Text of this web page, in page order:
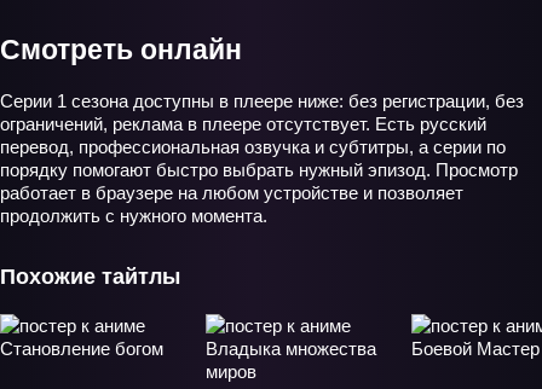
Смотреть онлайн
Серии 1 сезона доступны в плеере ниже: без регистрации, без
ограничений, реклама в плеере отсутствует. Есть русский
перевод, профессиональная озвучка и субтитры, а серии по
порядку помогают быстро выбрать нужный эпизод. Просмотр
работает в браузере на любом устройстве и позволяет
продолжить с нужного момента.
Похожие тайтлы